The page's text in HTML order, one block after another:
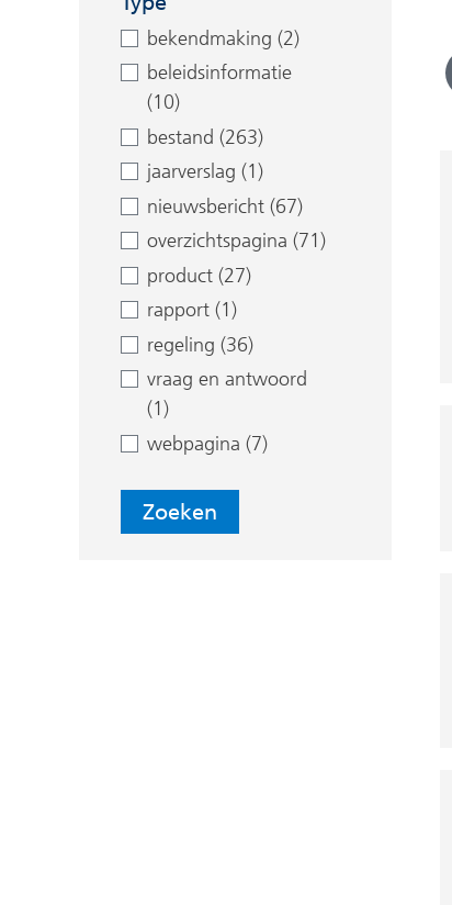
bekendmaking (2)
beleidsinformatie
(10)
bestand (263)
jaarverslag (1)
nieuwsbericht (67)
overzichtspagina (71)
product (27)
rapport (1)
regeling (36)
vraag en antwoord
(1)
webpagina (7)
Zoeken